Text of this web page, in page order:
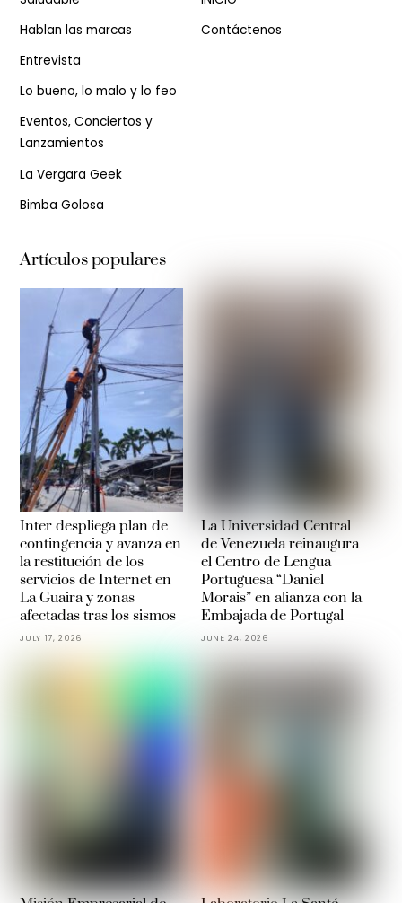
Hablan las marcas
Entrevista
Lo bueno, lo malo y lo feo
Eventos, Conciertos y
Lanzamientos
La Vergara Geek
Bimba Golosa
Contáctenos
Artículos populares
Inter despliega plan de
contingencia y avanza en
la restitución de los
servicios de Internet en
La Guaira y zonas
afectadas tras los sismos
JULY 17, 2026
La Universidad Central
de Venezuela reinaugura
el Centro de Lengua
Portuguesa “Daniel
Morais” en alianza con la
Embajada de Portugal
JUNE 24, 2026